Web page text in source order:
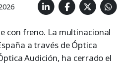
con freno. La multinacional
a través de Óptica
Audición, ha cerrado el